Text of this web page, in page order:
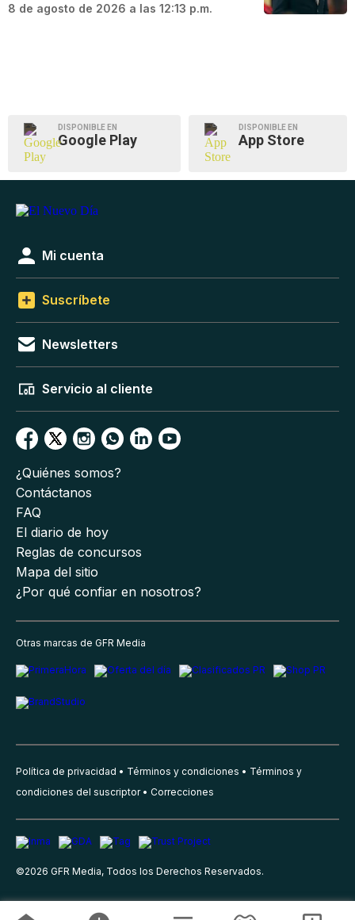
8 de agosto de 2026 a las 12:13 p.m.
DISPONIBLE EN
Google Play
DISPONIBLE EN
App Store
Mi cuenta
Suscríbete
Newsletters
Servicio al cliente
¿Quiénes somos?
Contáctanos
FAQ
El diario de hoy
Reglas de concursos
Mapa del sitio
¿Por qué confiar en nosotros?
Otras marcas de GFR Media
Política de privacidad Términos y condiciones
Términos y
condiciones del suscriptor
Correcciones
©2026 GFR Media, Todos los Derechos Reservados.